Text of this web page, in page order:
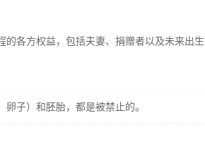
各方权益，包括夫妻、捐赠者以及未来出生
子）和胚胎，都是被禁止的。